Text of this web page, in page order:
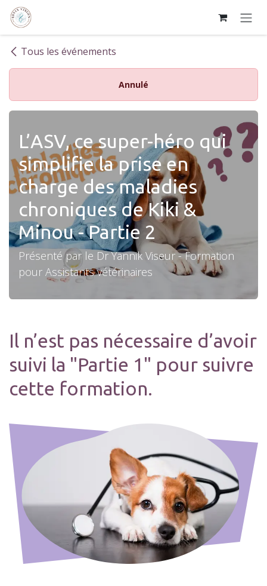
Se rendre au contenu
Tous les événements
Annulé
L’ASV, ce super-héro qui
simplifie la prise en
charge des maladies
chroniques de Kiki &
Minou - Partie 2
Présenté par le Dr Yannik Viseur - Formation
pour Assistants vétérinaires
Il n’est pas nécessaire d’avoir
suivi la "Partie 1" pour suivre
cette formation.